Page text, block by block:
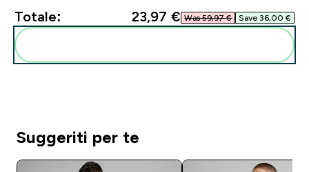
Totale: 23,97 €‎ Was 59,97 €‎ Save 36,00 €‎
Suggeriti per te